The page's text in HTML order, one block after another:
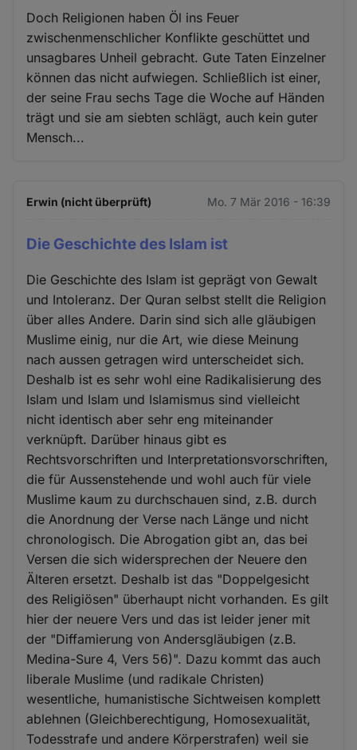
Doch Religionen haben Öl ins Feuer
zwischenmenschlicher Konflikte geschüttet und
unsagbares Unheil gebracht. Gute Taten Einzelner
können das nicht aufwiegen. Schließlich ist einer,
der seine Frau sechs Tage die Woche auf Händen
trägt und sie am siebten schlägt, auch kein guter
Mensch...
Erwin (nicht überprüft) Mo. 7 Mär 2016 - 16:39
Die Geschichte des Islam ist
Die Geschichte des Islam ist geprägt von Gewalt
und Intoleranz. Der Quran selbst stellt die Religion
über alles Andere. Darin sind sich alle gläubigen
Muslime einig, nur die Art, wie diese Meinung
nach aussen getragen wird unterscheidet sich.
Deshalb ist es sehr wohl eine Radikalisierung des
Islam und Islam und Islamismus sind vielleicht
nicht identisch aber sehr eng miteinander
verknüpft. Darüber hinaus gibt es
Rechtsvorschriften und Interpretationsvorschriften,
die für Aussenstehende und wohl auch für viele
Muslime kaum zu durchschauen sind, z.B. durch
die Anordnung der Verse nach Länge und nicht
chronologisch. Die Abrogation gibt an, das bei
Versen die sich widersprechen der Neuere den
Älteren ersetzt. Deshalb ist das "Doppelgesicht
des Religiösen" überhaupt nicht vorhanden. Es gilt
hier der neuere Vers und das ist leider jener mit
der "Diffamierung von Andersgläubigen (z.B.
Medina-Sure 4, Vers 56)". Dazu kommt das auch
liberale Muslime (und radikale Christen)
wesentliche, humanistische Sichtweisen komplett
ablehnen (Gleichberechtigung, Homosexualität,
Todesstrafe und andere Körperstrafen) weil sie